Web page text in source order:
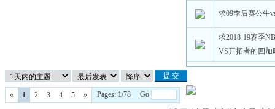
求09季后赛公牛
求2018-19赛季
VS开拓者的四
« 1 2 3 4 5 » Pages: 1/78 Go